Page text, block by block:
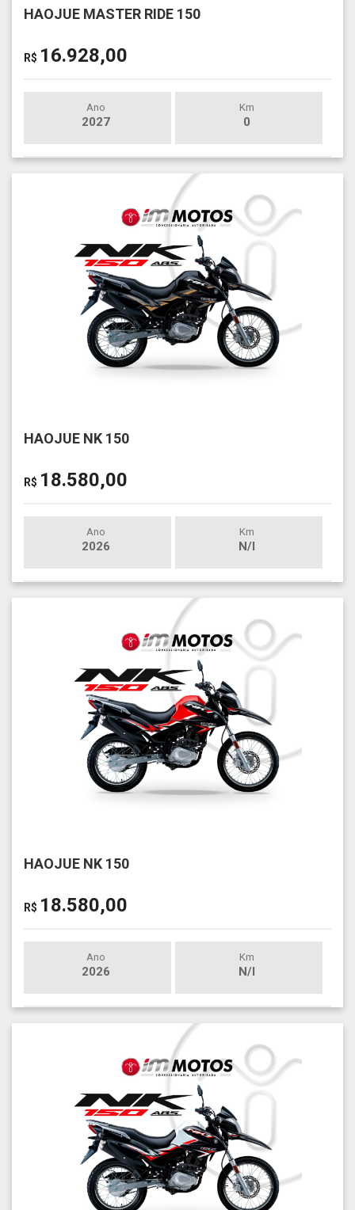
HAOJUE MASTER RIDE 150
R$ 16.928,00
Ano
2027
Km
0
HAOJUE NK 150
R$ 18.580,00
Ano
2026
Km
N/I
HAOJUE NK 150
R$ 18.580,00
Ano
2026
Km
N/I